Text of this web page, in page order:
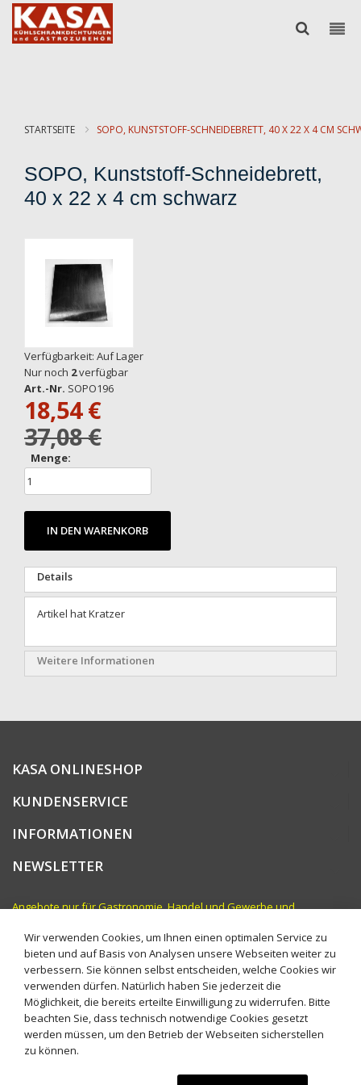
STARTSEITE SOPO, KUNSTSTOFF-SCHNEIDEBRETT, 40 X 22 X 4 CM
SOPO, Kunststoff-Schneidebrett,
40 x 22 x 4 cm schwarz
Verfügbarkeit: Auf Lager
Nur noch 2verfügbar
Art.-Nr. SOPO196
18,54 €
37,08 €
Menge:
IN DEN WARENKORB
Ende
Bildgalerie
springen
Zum
Anfang
der
Bildgalerie
springen
Details
Artikel hat Kratzer
Weitere Informationen
KASA ONLINESHOP
KUNDENSERVICE
INFORMATIONEN
NEWSLETTER
Angebote nur für Gastronomie, Handel und Gewerbe und
Wir verwenden Cookies, um Ihnen einen optimalen Service zu
bieten und auf Basis von Analysen unsere Webseiten weiter zu
verbessern. Sie können selbst entscheiden, welche Cookies wir
verwenden dürfen. Natürlich haben Sie jederzeit die
Möglichkeit, die bereits erteilte Einwilligung zu widerrufen. Bitte
beachten Sie, dass technisch notwendige Cookies gesetzt
werden müssen, um den Betrieb der Webseiten sicherstellen
zu können.